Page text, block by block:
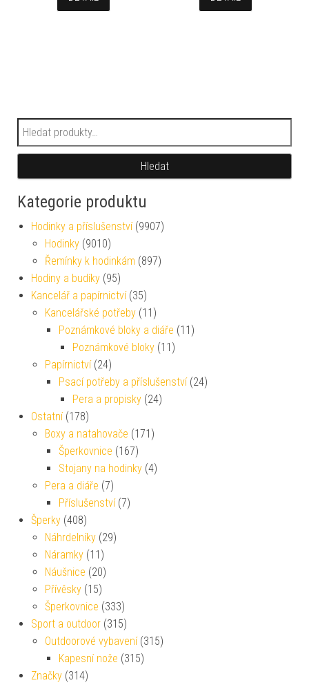
Hledat:
Hledat
Kategorie produktu
Hodinky a příslušenství (9907)
Hodinky (9010)
Řemínky k hodinkám (897)
Hodiny a budíky (95)
Kancelář a papírnictví (35)
Kancelářské potřeby (11)
Poznámkové bloky a diáře (11)
Poznámkové bloky (11)
Papírnictví (24)
Psací potřeby a příslušenství (24)
Pera a propisky (24)
Ostatní (178)
Boxy a natahovače (171)
Šperkovnice (167)
Stojany na hodinky (4)
Pera a diáře (7)
Příslušenství (7)
Šperky (408)
Náhrdelníky (29)
Náramky (11)
Náušnice (20)
Přívěsky (15)
Šperkovnice (333)
Sport a outdoor (315)
Outdoorové vybavení (315)
Kapesní nože (315)
Značky (314)